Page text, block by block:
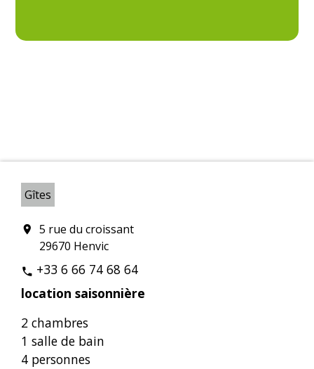
Gîtes
location_on
5 rue du croissant
29670 Henvic
phone +33 6 66 74 68 64
location saisonnière
2 chambres
1 salle de bain
4 personnes